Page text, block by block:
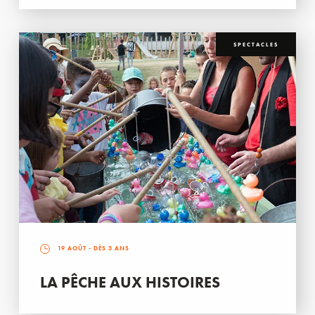
SPECTACLES
19 AOÛT - DÈS 3 ANS
LA PÊCHE AUX HISTOIRES